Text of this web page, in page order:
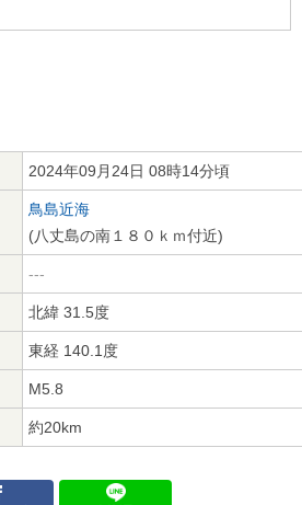
2024年09月24日 08時14分頃
鳥島近海
(八丈島の南１８０ｋｍ付近)
---
北緯 31.5度
東経 140.1度
M5.8
約20km